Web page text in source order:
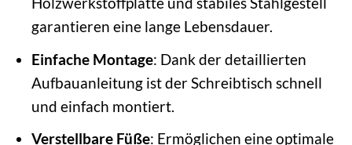
garantieren eine lange Lebensdauer.
Einfache Montage: Dank der detaillierten
Aufbauanleitung ist der Schreibtisch schnell
und einfach montiert.
Verstellbare Füße: Ermöglichen eine optimale